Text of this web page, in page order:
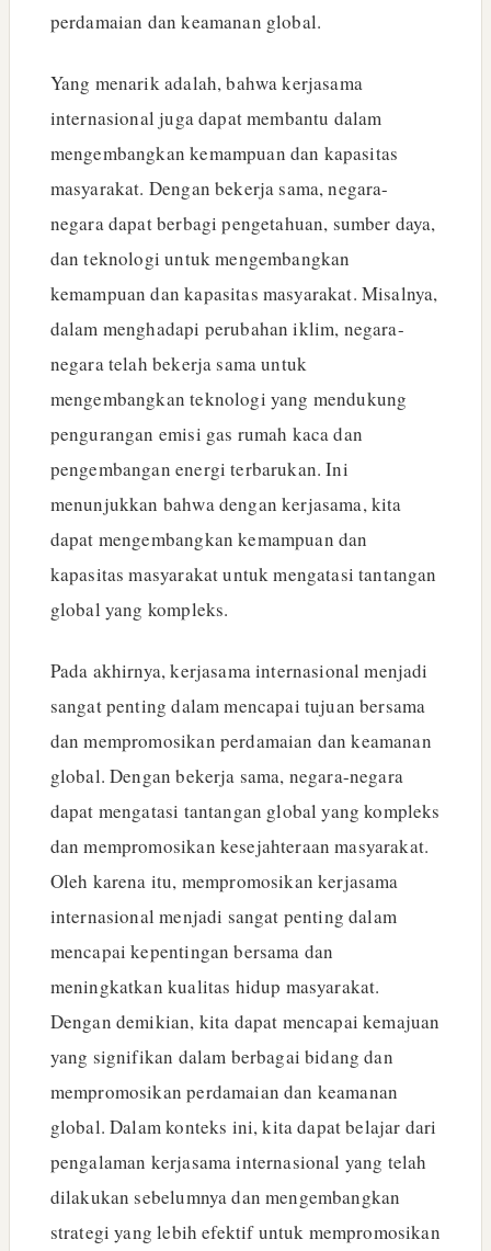
perdamaian dan keamanan global.
Yang menarik adalah, bahwa kerjasama
internasional juga dapat membantu dalam
mengembangkan kemampuan dan kapasitas
masyarakat. Dengan bekerja sama, negara-
negara dapat berbagi pengetahuan, sumber daya,
dan teknologi untuk mengembangkan
kemampuan dan kapasitas masyarakat. Misalnya,
dalam menghadapi perubahan iklim, negara-
negara telah bekerja sama untuk
mengembangkan teknologi yang mendukung
pengurangan emisi gas rumah kaca dan
pengembangan energi terbarukan. Ini
menunjukkan bahwa dengan kerjasama, kita
dapat mengembangkan kemampuan dan
kapasitas masyarakat untuk mengatasi tantangan
global yang kompleks.
Pada akhirnya, kerjasama internasional menjadi
sangat penting dalam mencapai tujuan bersama
dan mempromosikan perdamaian dan keamanan
global. Dengan bekerja sama, negara-negara
dapat mengatasi tantangan global yang kompleks
dan mempromosikan kesejahteraan masyarakat.
Oleh karena itu, mempromosikan kerjasama
internasional menjadi sangat penting dalam
mencapai kepentingan bersama dan
meningkatkan kualitas hidup masyarakat.
Dengan demikian, kita dapat mencapai kemajuan
yang signifikan dalam berbagai bidang dan
mempromosikan perdamaian dan keamanan
global. Dalam konteks ini, kita dapat belajar dari
pengalaman kerjasama internasional yang telah
dilakukan sebelumnya dan mengembangkan
strategi yang lebih efektif untuk mempromosikan